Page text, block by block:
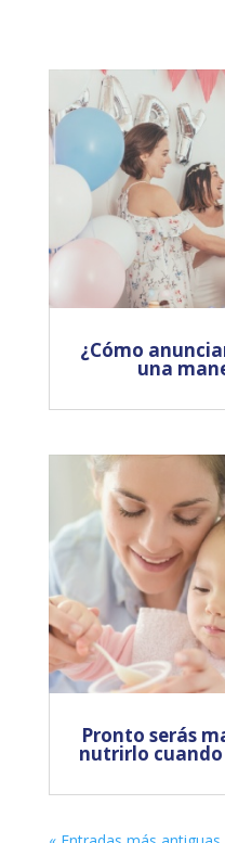
¿Cómo
una
Pronto serás
nutrirlo cuando